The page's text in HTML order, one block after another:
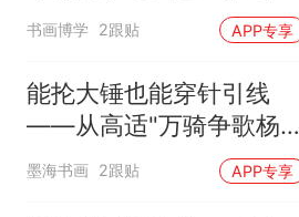
这才是草书的“天花板”！
书画博学 2跟贴 APP专享
能抡大锤也能穿针引线
——从高适"万骑争歌杨柳
春"看书法里的刚柔转换
墨海书画 2跟贴 APP专享